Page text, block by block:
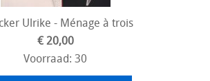
Ulrike - Ménage à trois
€ 20,00
Voorraad: 30